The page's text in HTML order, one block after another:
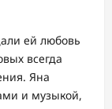
ей любовь
всегда
Яна
и музыкой,